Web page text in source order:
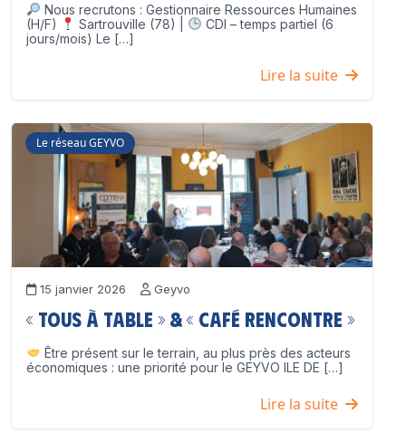
Nous recrutons : Gestionnaire Ressources Humaines
(H/F)
Sartrouville (78) |
CDI – temps partiel (6
jours/mois) Le […]
Lire la suite
Le réseau GEYVO
15 janvier 2026 Geyvo
« Tous à table » & « Café Rencontre »
Être présent sur le terrain, au plus près des acteurs
économiques : une priorité pour le GEYVO ILE DE […]
Lire la suite